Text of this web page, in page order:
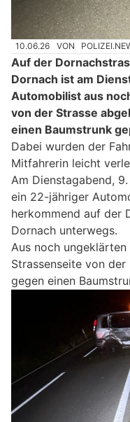
10.06.26 VON
Auf der
Dornach ist am
Automobilist aus
von der Strasse
einen Baumstrunk
Dabei wurden der
Mitfahrerin leicht
Am Dienstagabend,
ein 22-jähriger
herkommend auf der
Dornach unterwegs.
Aus noch
Strassenseite von
gegen einen